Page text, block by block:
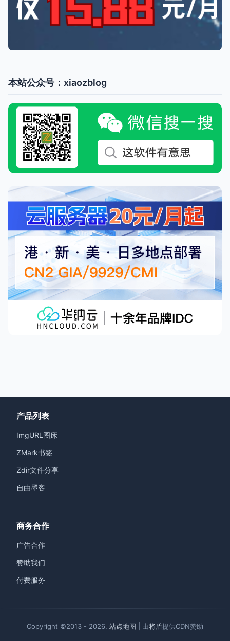
本站公众号：xiaozblog
产品列表
ImgURL图床
ZMark书签
Zdir文件分享
自由墨客
商务合作
广告合作
赞助我们
付费服务
Copyright ©2013 - 2026. 站点地图 | 由将盾提供CDN赞助